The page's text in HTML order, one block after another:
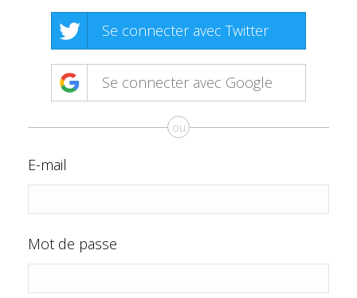
Se connecter avec Twitter
Se connecter avec Google
ou
E-mail
Mot de passe